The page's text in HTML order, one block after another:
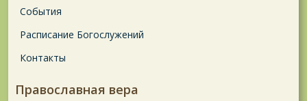
События
Расписание Богослужений
Контакты
Православная вера